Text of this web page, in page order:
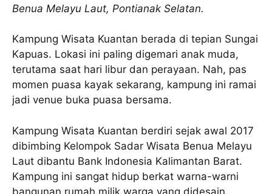
Benua Melayu Laut, Pontianak Selatan.
Kampung Wisata Kuantan berada di tepian Sungai
Kapuas. Lokasi ini paling digemari anak muda,
terutama saat hari libur dan perayaan. Nah, pas
momen puasa kayak sekarang, kampung ini ramai
jadi venue buka puasa bersama.
Kampung Wisata Kuantan berdiri sejak awal 2017
dibimbing Kelompok Sadar Wisata Benua Melayu
Laut dibantu Bank Indonesia Kalimantan Barat.
Kampung ini sangat hidup berkat warna-warni
bangunan rumah milik warga yang didesain